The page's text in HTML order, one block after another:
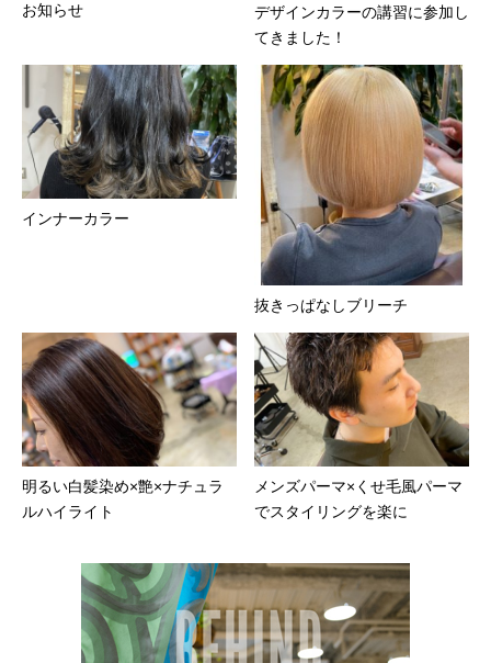
お知らせ
デザインカラーの講習に参加し
てきました！
インナーカラー
抜きっぱなしブリーチ
明るい白髪染め×艶×ナチュラ
ルハイライト
メンズパーマ×くせ毛風パーマ
でスタイリングを楽に